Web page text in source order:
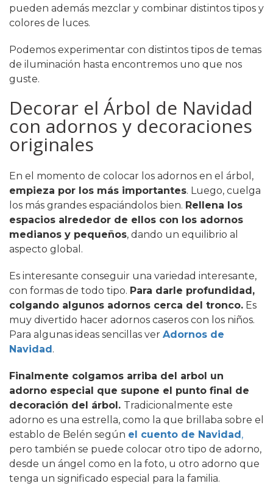
pueden además mezclar y combinar distintos tipos y
colores de luces.
Podemos experimentar con distintos tipos de temas
de iluminación hasta encontremos uno que nos
guste.
Decorar el Árbol de Navidad
con adornos y decoraciones
originales
En el momento de colocar los adornos en el árbol,
empieza por los más importantes. Luego, cuelga
los más grandes espaciándolos bien. Rellena los
espacios alrededor de ellos con los adornos
medianos y pequeños, dando un equilibrio al
aspecto global.
Es interesante conseguir una variedad interesante,
con formas de todo tipo. Para darle profundidad,
colgando algunos adornos cerca del tronco. Es
muy divertido hacer adornos caseros con los niños.
Para algunas ideas sencillas ver Adornos de
Navidad.
Finalmente colgamos arriba del arbol un
adorno especial que supone el punto final de
decoración del árbol. Tradicionalmente este
adorno es una estrella, como la que brillaba sobre el
establo de Belén según el cuento de Navidad,
pero también se puede colocar otro tipo de adorno,
desde un ángel como en la foto, u otro adorno que
tenga un significado especial para la familia.